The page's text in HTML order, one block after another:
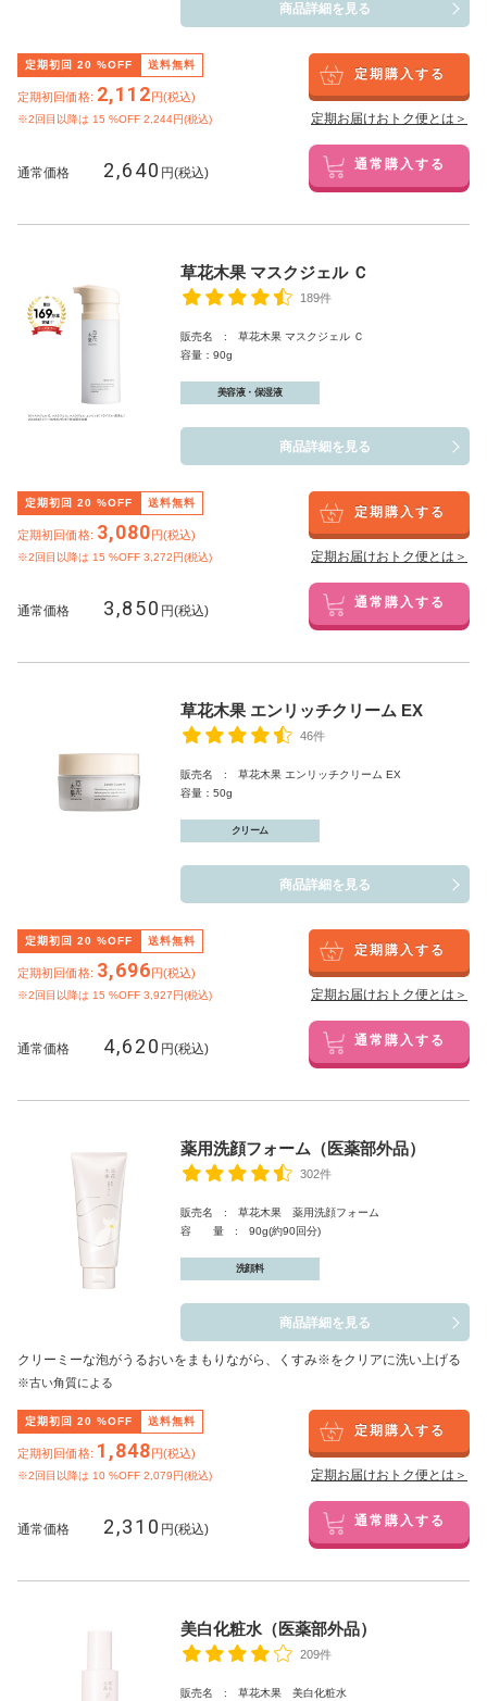
商品詳細を見る
定期初回 20 %OFF 送料無料
定期初回価格: 2,112円(税込)
※2回目以降は 15 %OFF 2,244円(税込)
定期購入する
定期お届けおトク便とは＞
通常価格 2,640 円(税込) 通常購入する
草花木果 マスクジェル Ｃ
189件
販売名 : 草花木果 マスクジェル Ｃ
容量：90g
美容液・保湿液
商品詳細を見る
定期初回 20 %OFF 送料無料
定期初回価格: 3,080円(税込)
※2回目以降は 15 %OFF 3,272円(税込)
定期購入する
定期お届けおトク便とは＞
通常価格 3,850 円(税込) 通常購入する
草花木果 エンリッチクリーム EX
46件
販売名 : 草花木果 エンリッチクリーム EX
容量：50g
クリーム
商品詳細を見る
定期初回 20 %OFF 送料無料
定期初回価格: 3,696円(税込)
※2回目以降は 15 %OFF 3,927円(税込)
定期購入する
定期お届けおトク便とは＞
通常価格 4,620 円(税込) 通常購入する
薬用洗顔フォーム（医薬部外品）
302件
販売名 : 草花木果 薬用洗顔フォーム
容 量 : 90g(約90回分)
洗顔料
商品詳細を見る
クリーミーな泡がうるおいをまもりながら、くすみ※をクリアに洗い上げる
※古い角質による
定期初回 20 %OFF 送料無料
定期初回価格: 1,848円(税込)
※2回目以降は 10 %OFF 2,079円(税込)
定期購入する
定期お届けおトク便とは＞
通常価格 2,310 円(税込) 通常購入する
美白化粧水（医薬部外品）
209件
販売名 : 草花木果 美白化粧水